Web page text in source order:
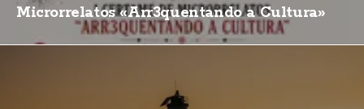
Microrrelatos «Arr3quentando a Cultura»